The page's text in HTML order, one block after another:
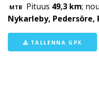
MTB Pituus 49,3 km;
Nykarleby, Pedersöre,
TALLENNA GPX